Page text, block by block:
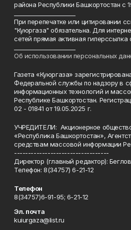
района Республики Башкортостан с
При перепечатке или цитировании
"Куюргаза" обязательна. Для
сетей прямая активная гиперссылка
Об использовании персональных
Газета «Куюргаза»
Федеральной службы по надзору в
информационных технологий и
Республике Башкортостан.
02 - 01841 от 19.05.2025 г.
УЧРЕДИТЕЛИ: Акционерное
«Республика Башкортостан»,
средствам массовой информации
----------------------------------
Директор (главный редактор):
Телефон: 8(34757) 6-21-12
Телефон
8(34757)6-91-95; 6-21-12
Эл. почта
kuiurgaza@list.ru